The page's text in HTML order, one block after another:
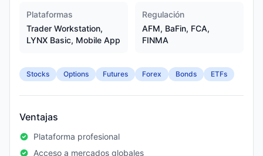
Plataformas
Trader Workstation,
LYNX Basic, Mobile App
Regulación
AFM, BaFin, FCA,
FINMA
Stocks Options Futures Forex Bonds ETFs
Ventajas
Plataforma profesional
Acceso a mercados globales